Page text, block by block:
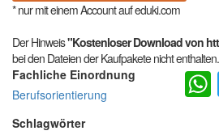
* nur mit einem Account auf eduki.com
Der Hinweis"Kostenloser Download von
bei den Dateien der Kaufpakete nicht enthalten.
Fachliche Einordnung
Berufsorientierung
Schlagwörter